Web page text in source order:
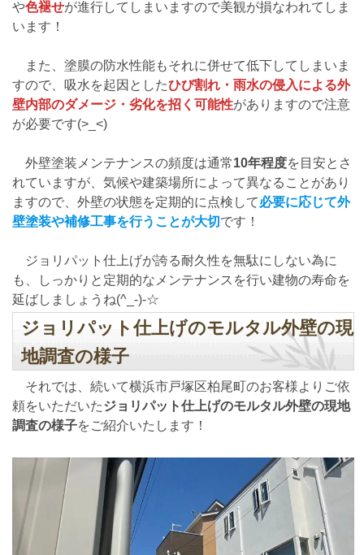
や色褪せが進行してしまいますので美観が損なわれてしま
います！
また、塗膜の防水性能もそれに併せて低下してしまいま
すので、吸水を起因としたひび割れ・雨水の侵入による外
壁内部のダメージ・劣化を招く可能性がありますので注意
が必要です(>_<)
外壁塗装メンテナンスの頻度は通常10年程度を目安とさ
れていますが、気候や建築場所によって異なることがあり
ますので、外壁の状態を定期的に点検して必要に応じて外
壁塗装や補修工事を行うことが大切です！
ジョリパット仕上げが誇る耐久性を無駄にしない為に
も、しっかりと定期的なメンテナンスを行い建物の寿命を
延ばしましょうね(^_-)-☆
ジョリパット仕上げのモルタル外壁の現
地調査の様子
それでは、続いて横浜市戸塚区柏尾町のお客様よりご依
頼をいただいたジョリパット仕上げのモルタル外壁の現地
調査の様子をご紹介いたします！